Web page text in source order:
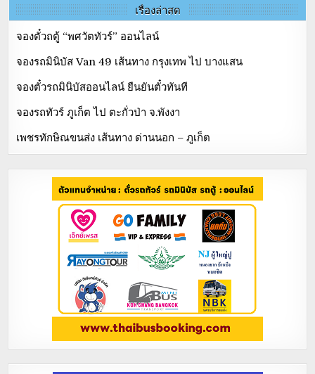
เรื่องล่าสุด
จองตั๋วถตู้ “พศวัตทัวร์” ออนไลน์
จองรถมินิบัส Van 49 เส้นทาง กรุงเทพ ไป บางแสน
จองตั๋วรถมินิบัสออนไลน์ ยืนยันตั๋วทันที
จองรถทัวร์ ภูเก็ต ไป ตะกั่วป่า จ.พังงา
เพชรทักษิณขนส่ง เส้นทาง ด่านนอก – ภูเก็ต